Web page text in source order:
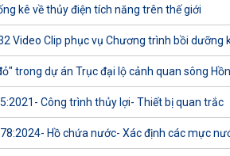
kê về thủy điện tích năng trên thế giới
Video Clip phục vụ Chương trình bồi dưỡng
trong dự án Trục đại lộ cảnh quan sông
Công trình thủy lợi- Thiết bị quan trắc
Hồ chứa nước- Xác định các mực